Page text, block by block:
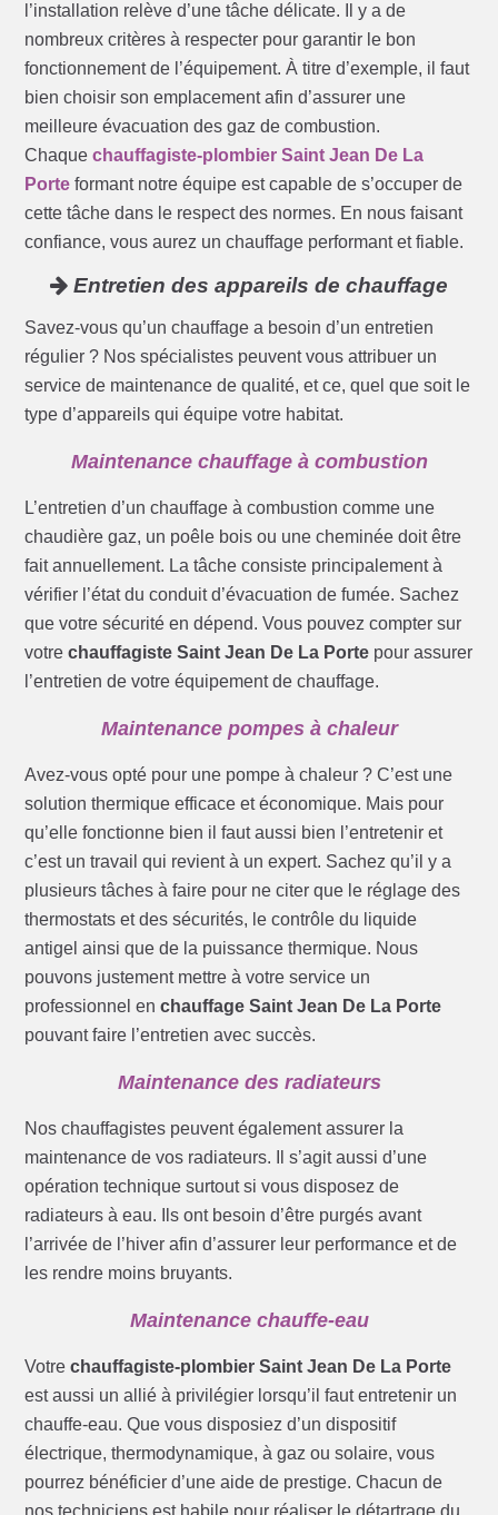
l’installation relève d’une tâche délicate. Il y a de
nombreux critères à respecter pour garantir le bon
fonctionnement de l’équipement. À titre d’exemple, il faut
bien choisir son emplacement afin d’assurer une
meilleure évacuation des gaz de combustion.
Chaquechauffagiste-plombier Saint Jean De La
Porte formant notre équipe est capable de s’occuper de
cette tâche dans le respect des normes. En nous faisant
confiance, vous aurez un chauffage performant et fiable.
Entretien des appareils de chauffage
Savez-vous qu’un chauffage a besoin d’un entretien
régulier ? Nos spécialistes peuvent vous attribuer un
service de maintenance de qualité, et ce, quel que soit le
type d’appareils qui équipe votre habitat.
Maintenance chauffage à combustion
L’entretien d’un chauffage à combustion comme une
chaudière gaz, un poêle bois ou une cheminée doit être
fait annuellement. La tâche consiste principalement à
vérifier l’état du conduit d’évacuation de fumée. Sachez
que votre sécurité en dépend. Vous pouvez compter sur
votrechauffagiste Saint Jean De La Porte pour assurer
l’entretien de votre équipement de chauffage.
Maintenance pompes à chaleur
Avez-vous opté pour une pompe à chaleur ? C’est une
solution thermique efficace et économique. Mais pour
qu’elle fonctionne bien il faut aussi bien l’entretenir et
c’est un travail qui revient à un expert. Sachez qu’il y a
plusieurs tâches à faire pour ne citer que le réglage des
thermostats et des sécurités, le contrôle du liquide
antigel ainsi que de la puissance thermique. Nous
pouvons justement mettre à votre service un
professionnel enchauffage Saint Jean De La Porte
pouvant faire l’entretien avec succès.
Maintenance des radiateurs
Nos chauffagistes peuvent également assurer la
maintenance de vos radiateurs. Il s’agit aussi d’une
opération technique surtout si vous disposez de
radiateurs à eau. Ils ont besoin d’être purgés avant
l’arrivée de l’hiver afin d’assurer leur performance et de
les rendre moins bruyants.
Maintenance chauffe-eau
Votrechauffagiste-plombier Saint Jean De La Porte
est aussi un allié à privilégier lorsqu’il faut entretenir un
chauffe-eau. Que vous disposiez d’un dispositif
électrique, thermodynamique, à gaz ou solaire, vous
pourrez bénéficier d’une aide de prestige. Chacun de